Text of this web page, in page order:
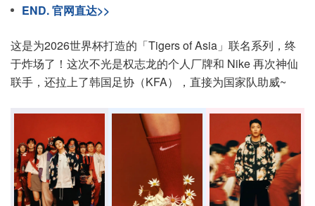
END. 官网直达>>
这是为2026世界杯打造的「Tigers of Asia」联名系列，终
于炸场了！这次不光是权志龙的个人厂牌和 Nike 再次神仙
联手，还拉上了韩国足协（KFA），直接为国家队助威~